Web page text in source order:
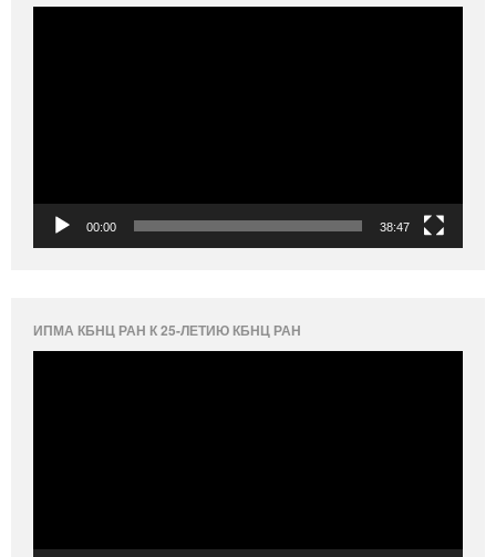
00:00 38:47
ИПМА КБНЦ РАН К 25-ЛЕТИЮ КБНЦ РАН